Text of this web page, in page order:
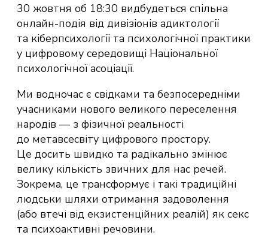
30 жовтня об 18:30 видбудеться спільна
онлайн-подія від дивізіонів адиктології
та кіберпсихології та психологічної практики
у цифровому середовищі Національної
психологічної асоціації.
Ми водночас є свідками та безпосередніми
учасниками нового великого переселення
народів — з фізичної реальності
до метавсесвіту цифрового простору.
Це досить швидко та радікально змінює
велику кількість звичних для нас речей.
Зокрема, це трансформує і такі традиційні
людськи шляхи отримання задоволення
(або втечі від екзистенційних реалій) як секс
та психоактивні речовини.